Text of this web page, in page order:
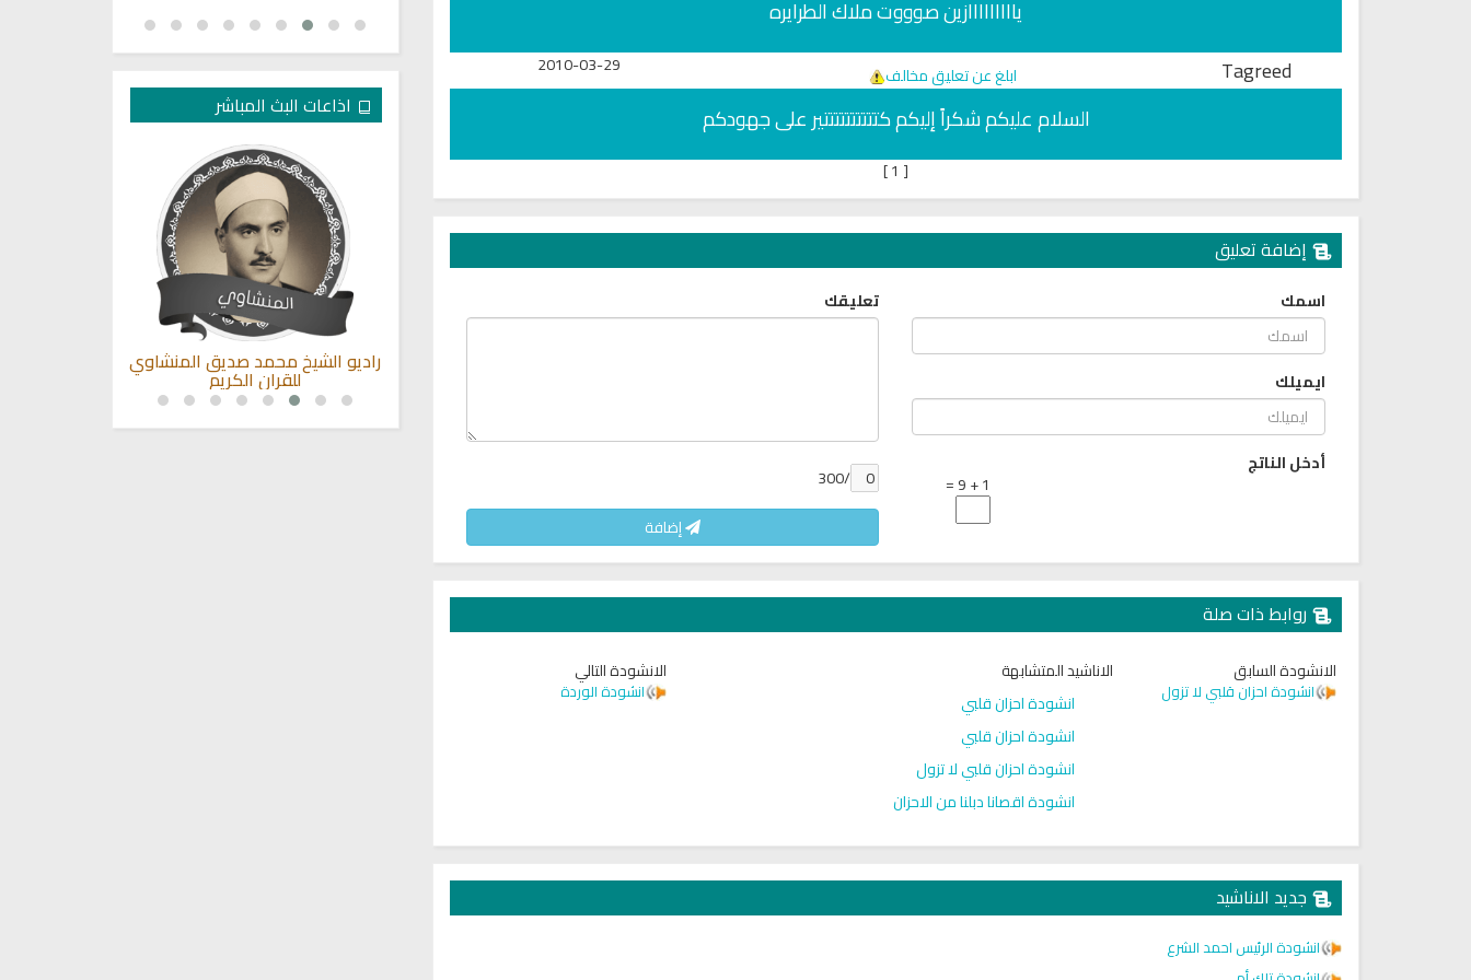
يااااااااازين صوووت ملاك الطرايره
Tagreed
ابلغ عن تعليق مخالف 2010-03-29
السلام عليكم شكراً إليكم كتتتتتتتتتتير على جهودكم
[
]
إضافة تعليق
اسمك
ايميلك
أدخل الناتج
1 + 9 =
تعليقك
/300
إضافة
روابط ذات صلة
الانشودة السابق
انشودة احزان قلبي لا تزول
الاناشيد المتشابهة
انشودة احزان قلبي
انشودة احزان قلبي
انشودة احزان قلبي لا تزول
انشودة اقصانا دبلنا من الاحزان
الانشودة التالي
انشودة الوردة
جديد الاناشيد
انشودة الرئيس احمد الشرع
اذاعات البث المباشر
راديو الشيخ عبدالمحسن الحارثي
للقران الكريم
اذاعة القران الكريم من لبنان - البث راديو الشيخ محمود علي البنا للقران راديو الشيخ محمد صديق المنشاوي
للقران الكريم